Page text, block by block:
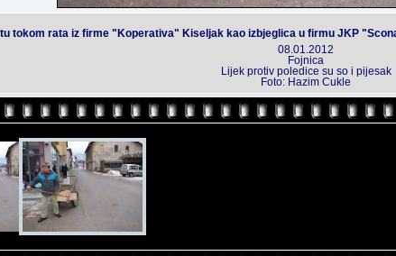
tokom rata iz firme "Koperativa" Kiseljak kao izbjeglica u firmu JKP
08.01.2012
Fojnica
Lijek protiv poledice su so i pijesak
Foto: Hazim Cukle